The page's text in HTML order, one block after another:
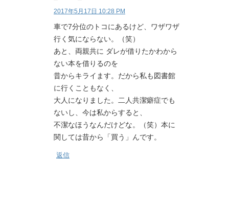
2017年5月17日 10:28 PM
車で7分位のトコにあるけど、ワザワザ
行く気にならない。（笑）
あと、両親共に ダレが借りたかわから
ない本を借りるのを
昔からキライます。だから私も図書館
に行くこともなく、
大人になりました。二人共潔癖症でも
ないし、今は私からすると、
不潔なほうなんだけどな。（笑）本に
関しては昔から「買う」んです。
返信